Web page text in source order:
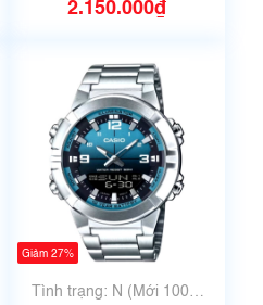
2.150.000₫
Giảm 27%
Tình trạng: N (Mới 100%